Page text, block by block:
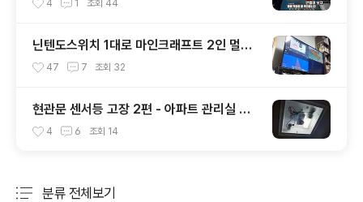
4 1 조회 44
닌텐도스위치 1대로 마인크래프트 2인 멀티
플레이 하는 방법. 3인, 4인도 가능!
47 7 조회 32
현관문 센서등 고장 2편 - 아파트 관리실 만
세 4 6 조회 14
분류 전체보기